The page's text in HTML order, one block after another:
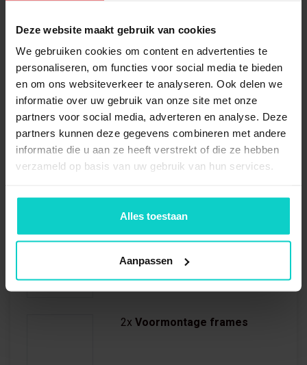
Deze website maakt gebruik van cookies
We gebruiken cookies om content en advertenties te
personaliseren, om functies voor social media te bieden
en om ons websiteverkeer te analyseren. Ook delen we
informatie over uw gebruik van onze site met onze
partners voor social media, adverteren en analyse. Deze
partners kunnen deze gegevens combineren met andere
informatie die u aan ze heeft verstrekt of die ze hebben
verzameld op basis van uw gebruik van hun services.
Alles toestaan
Aanpassen
4000x1100mm - 849/23 new
excl. voormontage
4xLigger Kimer 360cm - 135-5
/ 5H (13x5cm) new
8xBorgpen Kimer
palletstelling - new
4xStelplaatje Kimer 2mm -
84/715 new
8xAnker M-10
2x Voormontage frames